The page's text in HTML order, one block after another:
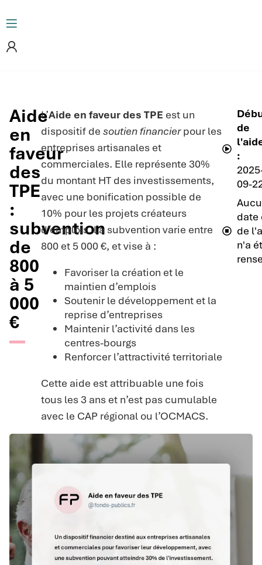
Aide
en
faveur
des
TPE
:
subvention
de
800
à 5
000
€
L’Aide en faveur des TPE est un
dispositif de soutien financierpour les
entreprises artisanales et
commerciales. Elle représente 30%
du montant HT des investissements,
avec une bonification possible de
10% pour les projets créateurs
d’emplois. La subvention varie entre
800 et 5 000 €, et vise à :
Favoriser la création et le
maintien d’emplois
Soutenir le développement et la
reprise d’entreprises
Maintenir l’activité dans les
centres-bourgs
Renforcer l’attractivité territoriale
Cette aide est attribuable une fois
tous les 3 ans et n’est pas cumulable
avec le CAP régional ou l’OCMACS.
de
:
09-
date
de
n'a